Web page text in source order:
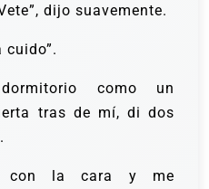
dijo suavemente.
cuido”.
como un
tras de mí, di dos
con la cara y me